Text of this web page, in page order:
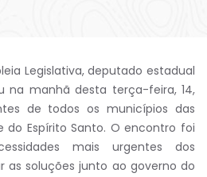
Legislativa, deputado estadual
na manhã desta terça-feira, 14,
de todos os municípios das
do Espírito Santo. O encontro foi
mais urgentes dos
as soluções junto ao governo do